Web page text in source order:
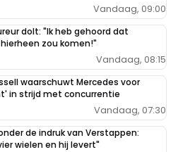
Vandaag, 09:00
dolt: "Ik heb gehoord dat
zou komen!"
Vandaag, 08:15
waarschuwt Mercedes voor
in strijd met concurrentie
Vandaag, 07:30
de indruk van Verstappen:
wielen en hij levert"